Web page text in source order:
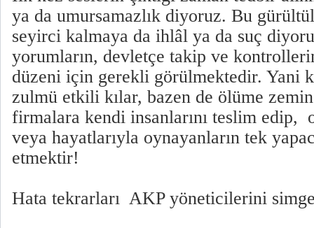
ya da umursamazlık diyoruz. Bu
seyirci kalmaya da ihlâl ya da suç
yorumların, devletçe takip ve
düzeni için gerekli görülmektedir. Yani
zulmü etkili kılar, bazen de ölüme
firmalara kendi insanlarını teslim edip,
veya hayatlarıyla oynayanların tek
etmektir!
Hata tekrarları AKP yöneticilerini